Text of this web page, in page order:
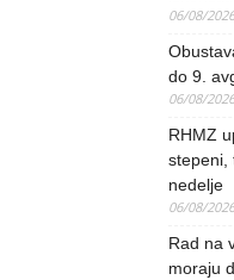
06/08/2026
do 9.
06/08/2026
RHMZ
stepeni,
nedelje
06/08/2026
Rad na
moraju